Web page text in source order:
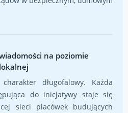
na poziomie
długofalowy. Każda
do inicjatywy staje się
sieci placówek budujących